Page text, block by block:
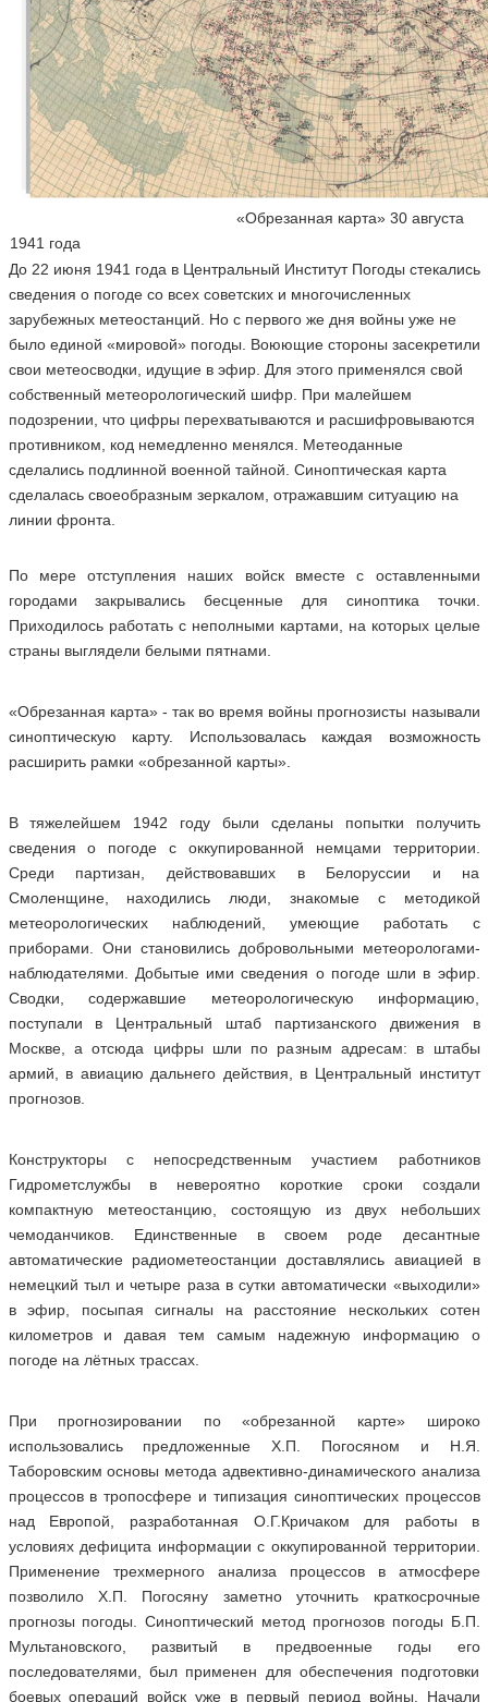
«Обрезанная карта» 30 августа
1941 года
До 22 июня 1941 года в Центральный Институт Погоды стекались
сведения о погоде со всех советских и многочисленных
зарубежных метеостанций. Но с первого же дня войны уже не
было единой «мировой» погоды. Воюющие стороны засекретили
свои метеосводки, идущие в эфир. Для этого применялся свой
собственный метеорологический шифр. При малейшем
подозрении, что цифры перехватываются и расшифровываются
противником, код немедленно менялся. Метеоданные
сделались подлинной военной тайной. Синоптическая карта
сделалась своеобразным зеркалом, отражавшим ситуацию на
линии фронта.
По мере отступления наших войск вместе с оставленными
городами закрывались бесценные для синоптика точки.
Приходилось работать с неполными картами, на которых целые
страны выглядели белыми пятнами.
«Обрезанная карта» - так во время войны прогнозисты называли
синоптическую карту. Использовалась каждая возможность
расширить рамки «обрезанной карты».
В тяжелейшем 1942 году были сделаны попытки получить
сведения о погоде с оккупированной немцами территории.
Среди партизан, действовавших в Белоруссии и на
Смоленщине, находились люди, знакомые с методикой
метеорологических наблюдений, умеющие работать с
приборами. Они становились добровольными метеорологами-
наблюдателями. Добытые ими сведения о погоде шли в эфир.
Сводки, содержавшие метеорологическую информацию,
поступали в Центральный штаб партизанского движения в
Москве, а отсюда цифры шли по разным адресам: в штабы
армий, в авиацию дальнего действия, в Центральный институт
прогнозов.
Конструкторы с непосредственным участием работников
Гидрометслужбы в невероятно короткие сроки создали
компактную метеостанцию, состоящую из двух небольших
чемоданчиков. Единственные в своем роде десантные
автоматические радиометеостанции доставлялись авиацией в
немецкий тыл и четыре раза в сутки автоматически «выходили»
в эфир, посыпая сигналы на расстояние нескольких сотен
километров и давая тем самым надежную информацию о
погоде на лётных трассах.
При прогнозировании по «обрезанной карте» широко
использовались предложенные Х.П. Погосяном и Н.Я.
Таборовским основы метода адвективно-динамического анализа
процессов в тропосфере и типизация синоптических процессов
над Европой, разработанная О.Г.Кричаком для работы в
условиях дефицита информации с оккупированной территории.
Применение трехмерного анализа процессов в атмосфере
позволило Х.П. Погосяну заметно уточнить краткосрочные
прогнозы погоды. Синоптический метод прогнозов погоды Б.П.
Мультановского, развитый в предвоенные годы его
последователями, был применен для обеспечения подготовки
боевых операций войск уже в первый период войны. Начали